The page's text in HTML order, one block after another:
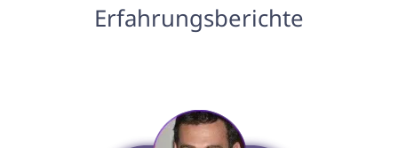
Erfahrungsberichte